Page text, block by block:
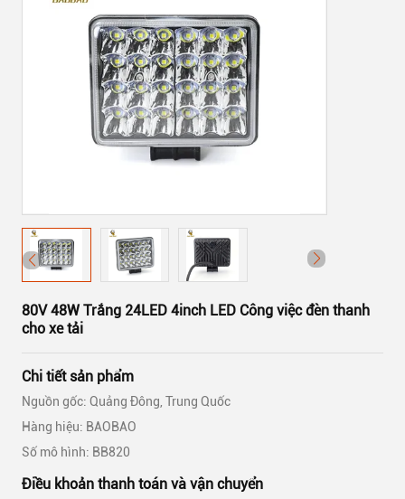
80V 48W Trắng 24LED 4inch LED Công việc đèn thanh
cho xe tải
Chi tiết sản phẩm
Nguồn gốc: Quảng Đông, Trung Quốc
Hàng hiệu: BAOBAO
Số mô hình: BB820
Điều khoản thanh toán và vận chuyển